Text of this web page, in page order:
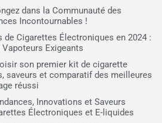
dans la Communauté des
Incontournables !
de Cigarettes Électroniques en 2024 :
Exigeants
son premier kit de cigarette
saveurs et comparatif des meilleures
réussi
Innovations et Saveurs
Électroniques et E-liquides